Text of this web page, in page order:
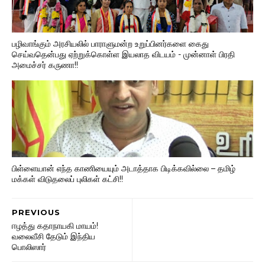
பழிவாங்கும் அரசியலில் பாராளுமன்ற உறுப்பினர்களை கைது
செய்வதென்பது ஏற்றுக்கொள்ள இயலாத விடயம் - முன்னாள் பிரதி
அமைச்சர் கருணா!!
பிள்ளையான் எந்த காணியையும் அடாத்தாக பிடிக்கவில்லை – தமிழ்
மக்கள் விடுதலைப் புலிகள் கட்சி!!
PREVIOUS
ஈழத்து கதாநாயகி மாயம்!
வலைவீசி தேடும் இந்திய
பொலிஸார்